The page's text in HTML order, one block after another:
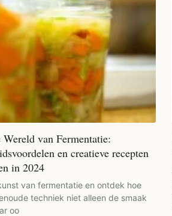
Wereld van Fermentatie:
en creatieve recepten
in 2024
van fermentatie en ontdek hoe
techniek niet alleen de smaak
oo